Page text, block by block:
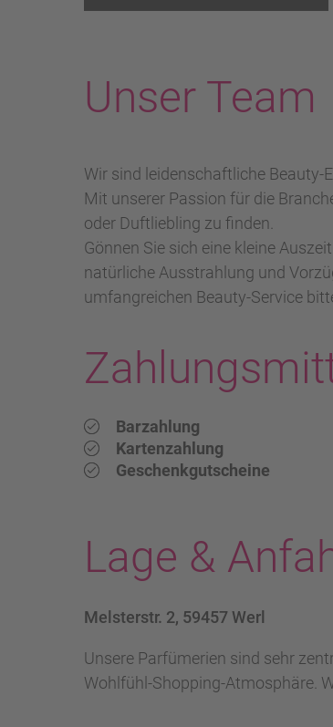
Unser Team
Wir sind leidenschaftliche Beauty-
Mit unserer Passion für die
oder Duftliebling zu finden.
Gönnen Sie sich eine kleine
natürliche Ausstrahlung und
umfangreichen Beauty-Service
Barzahlung
Kartenzahlung
Geschenkgutscheine
Lage &
Melsterstr. 2, 59457 Werl
Unsere Parfümerien sind sehr
Wohlfühl-Shopping-Atmosphäre.